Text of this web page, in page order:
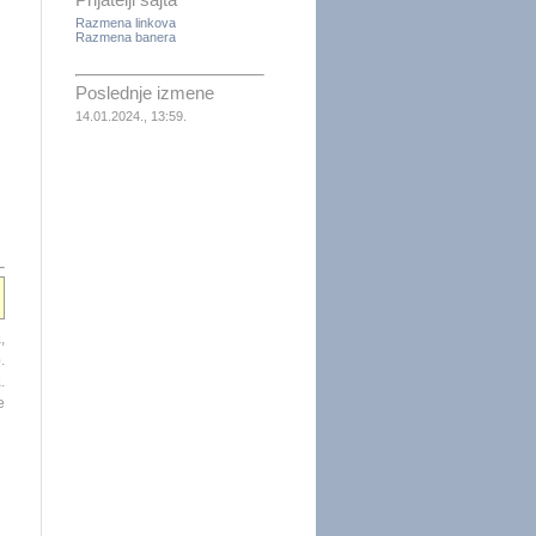
Razmena linkova
Razmena banera
Poslednje izmene
14.01.2024., 13:59.